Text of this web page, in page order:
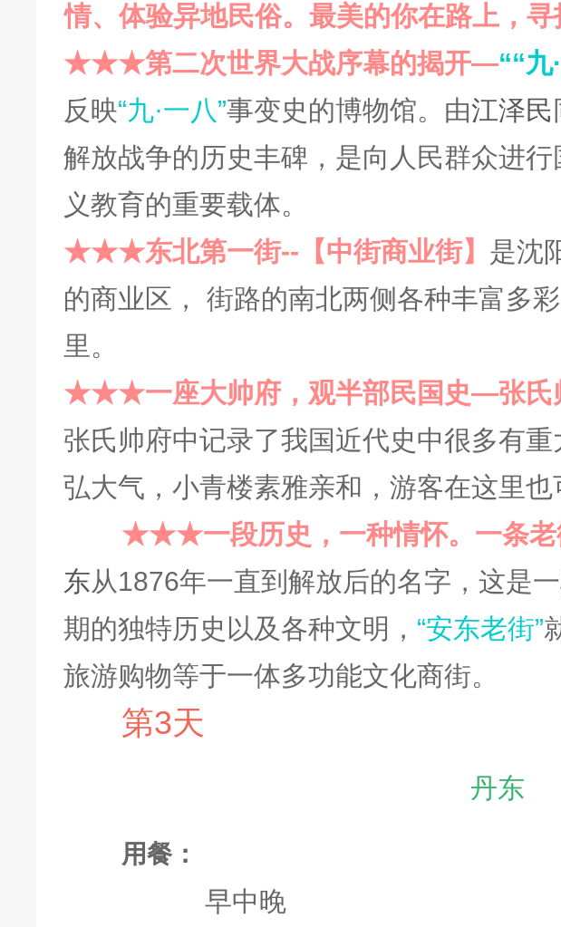
情、体验异地民俗。最美的你在路上，寻
★★★第二次世界大战序幕的揭开—““九
反映“九·一八”事变史的博物馆。由江泽民
解放战争的历史丰碑，是向人民群众进
义教育的重要载体。
★★★东北第一街-- 【中街商业街】 是沈
的商业区，
街路的南北两侧各种丰富多
里。
★★★一座大帅府，观半部民国史—张氏
张氏帅府中记录了我国近代史中很多有
弘大气，小青楼素雅亲和，游客在这里
★★★一段历史，一种情怀。一条
东从1876年一直到解放后的名字，这是
期的独特历史以及各种文明， “安东老街”
旅游购物等于一体多功能文化商街。
第3天
丹东
用餐：
早中晚